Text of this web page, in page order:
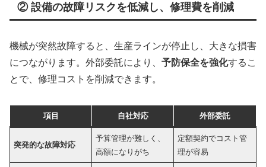
② 設備の故障リスクを低減し、修理費を削減
機械が突然故障すると、生産ラインが停止し、大きな損害
につながります。外部委託により、 予防保全を強化するこ
とで、修理コストを削減できます。
項目 自社対応 外部委託
突発的な故障対応
予算管理が難しく、
高額になりがち
定額契約でコスト管
理が容易